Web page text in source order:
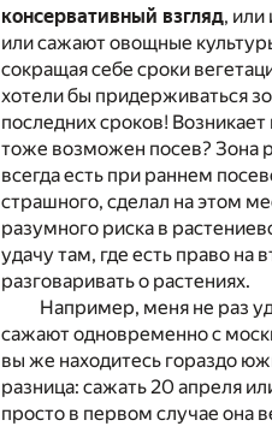
консервативный взгляд, или
или сажают овощные
сокращая себе сроки
хотели бы придерживаться
последних сроков!
тоже возможен посев? Зона
всегда есть при раннем
страшного, сделал на этом
разумного риска в
удачу там, где есть право
разговаривать о растениях.
Например, меня не раз
сажают одновременно с
вы же находитесь гораздо
разница: сажать 20 апреля
просто в первом случае она